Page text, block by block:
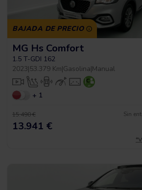
BAJADA DE PRECIO
MG Hs Comfort
1.5 T-GDI 162
2023|53.379 Km|Gasolina|Manual
+ 1
15.490 €
13.941 €
Sin